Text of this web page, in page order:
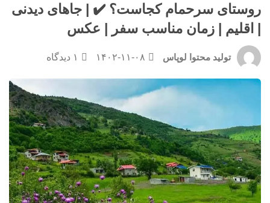
روستای سرحمام کجاست؟ ✔️ | جاهای دیدنی
| اقلیم | زمان مناسب سفر | عکس
تولید محتوا لوپاس ۱۴۰۲-۱۱-۰۸ ۱ دیدگاه